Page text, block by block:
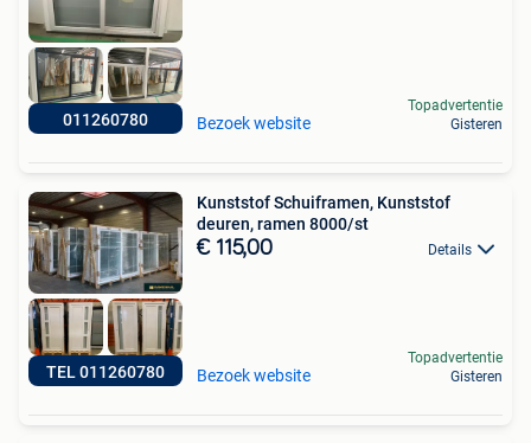
011260780 Bezoek website
Topadvertentie
Gisteren
TEL 011260780
Kunststof Schuiframen, Kunststof
deuren, ramen 8000/st
€ 115,00 Details
Bezoek website
Topadvertentie
Gisteren